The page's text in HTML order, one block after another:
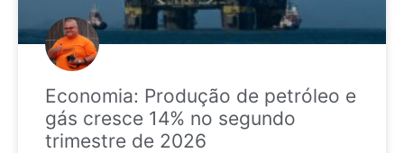
Economia: Produção de petróleo e
gás cresce 14% no segundo
trimestre de 2026